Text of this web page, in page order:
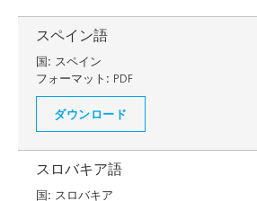
スペイン語
国: スペイン
フォーマット: PDF
ダウンロード
スロバキア語
国: スロバキア